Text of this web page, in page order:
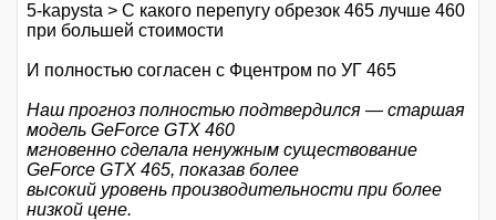
5-kapysta > С какого перепугу обрезок 465 лучше 460
при большей стоимости
И полностью согласен с Фцентром по УГ 465
Наш прогноз полностью подтвердился — старшая
модель GeForce GTX 460
мгновенно сделала ненужным существование
GeForce GTX 465, показав более
высокий уровень производительности при более
низкой цене.